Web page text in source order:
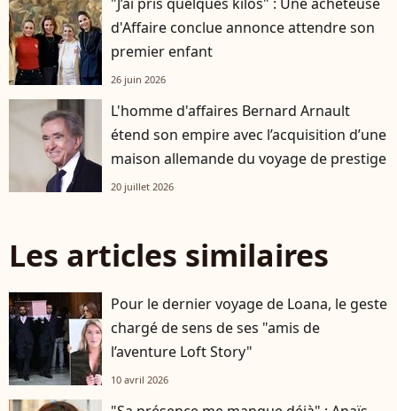
d'Affaire conclue annonce attendre son
premier enfant
26 juin 2026
L'homme d'affaires Bernard Arnault
étend son empire avec l’acquisition d’une
maison allemande du voyage de prestige
20 juillet 2026
Les articles similaires
Pour le dernier voyage de Loana, le geste
chargé de sens de ses "amis de
l’aventure Loft Story"
10 avril 2026